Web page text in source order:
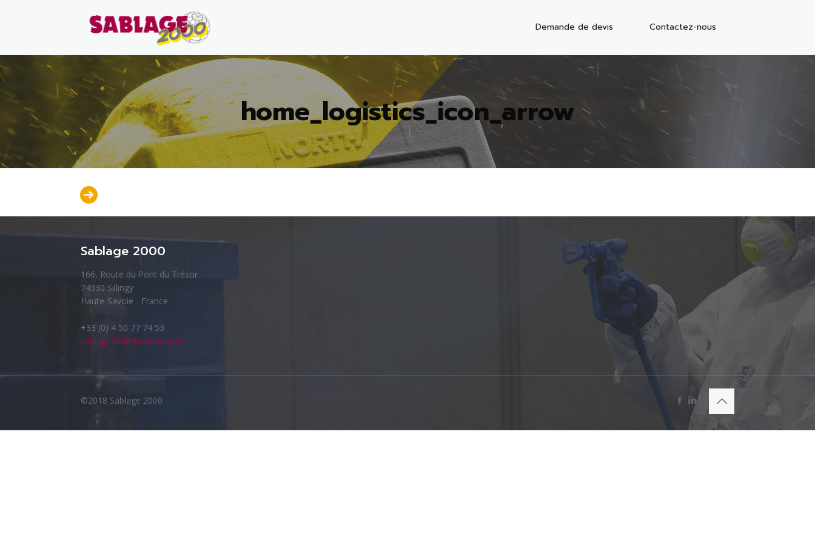
Demande de devis Contactez-nous
home_logistics_icon_arrow
Sablage 2000
166, Route du Pont du Trésor
74330 Sillingy
Haute-Savoie - France
+33 (0) 4 50 77 74 53
sablage2000@wanadoo.fr
©2018 Sablage 2000